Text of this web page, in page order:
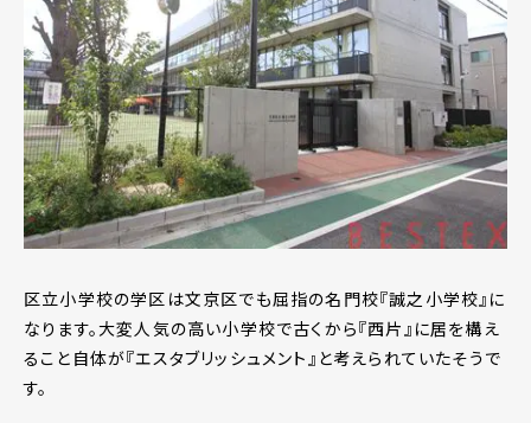
区立小学校の学区は文京区でも屈指の名門校『誠之小学校』に
なります。大変人気の高い小学校で古くから『西片』に居を構え
ること自体が『エスタブリッシュメント』と考えられていたそうで
す。